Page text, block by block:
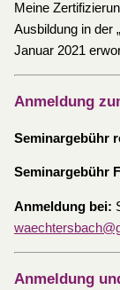
Meine
Ausbildung in der
Januar 2021
Anmeldung
Seminargebühr
Seminargebühr
Anmeldung bei:
Anmeldung